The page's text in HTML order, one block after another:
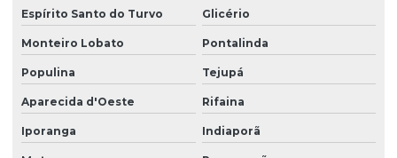
Espírito Santo do Turvo Glicério
Monteiro Lobato Pontalinda
Populina Tejupá
Aparecida d'Oeste Rifaina
Iporanga Indiaporã